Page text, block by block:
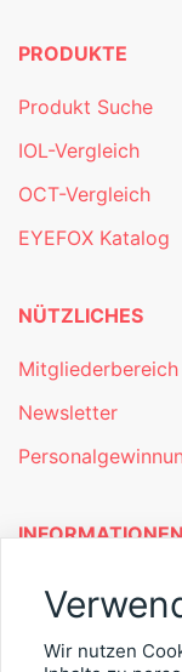
PRODUKTE
Produkt Suche
IOL-Vergleich
OCT-Vergleich
EYEFOX Katalog
NÜTZLICHES
Mitgliederbereich
Newsletter
Was ist
Wir nutzen